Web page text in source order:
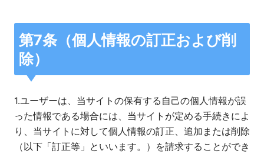
第7条（個人情報の訂正および削
除）
1.ユーザーは、当サイトの保有する自己の個人情報が誤
った情報である場合には、当サイトが定める手続きによ
り、当サイトに対して個人情報の訂正、追加または削除
（以下「訂正等」といいます。）を請求することができ